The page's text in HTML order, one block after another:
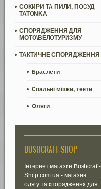
СОКИРИ ТА ПИЛИ, ПОСУД
TATONKA
СПОРЯДЖЕННЯ ДЛЯ
МОТО\ВЕЛОТУРИЗМУ
ТАКТИЧНЕ СПОРЯДЖЕННЯ
Браслети
Спальні мішки, тенти
Фляги
BUSHCRAFT-SHOP
Інтернет магазин Bushcraft-
Shop.com.ua - магазин
одягу та спорядження для